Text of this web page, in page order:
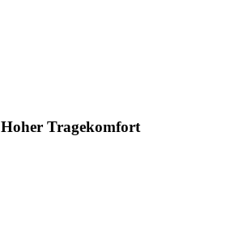
Hoher Tragekomfort